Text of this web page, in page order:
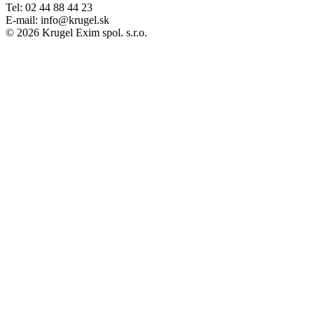
Tel: 02 44 88 44 23
E-mail: info@krugel.sk
© 2026 Krugel Exim spol. s.r.o.